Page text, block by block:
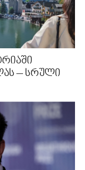
– სრული